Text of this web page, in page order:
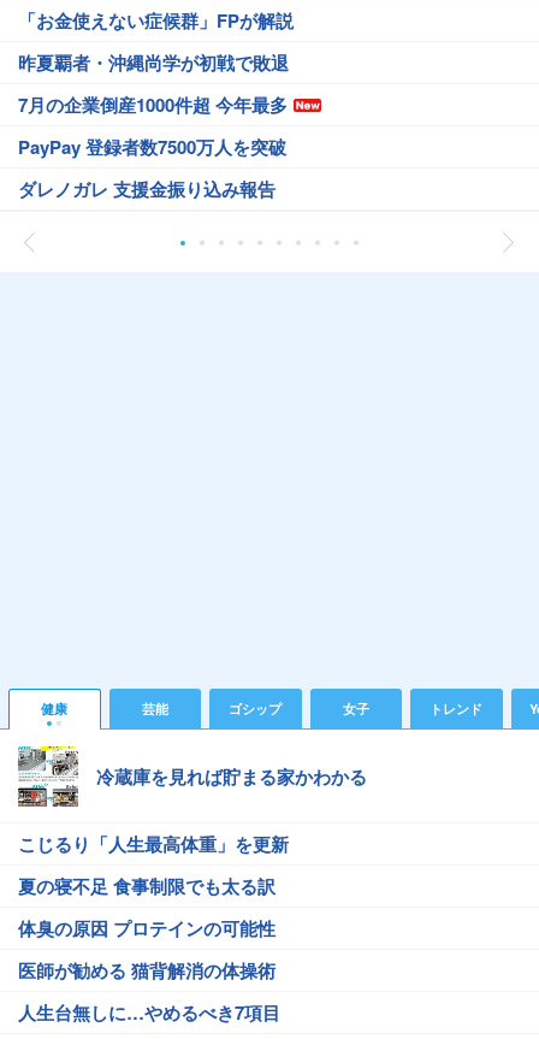
「お金使えない症候群」FPが解説
昨夏覇者・沖縄尚学が初戦で敗退
7月の企業倒産1000件超 今年最多
PayPay 登録者数7500万人を突破
ダレノガレ 支援金振り込み報告
健康 芸能 ゴシップ 女子 トレンド
冷蔵庫を見れば貯まる家かわかる
こじるり「人生最高体重」を更新
夏の寝不足 食事制限でも太る訳
体臭の原因 プロテインの可能性
医師が勧める 猫背解消の体操術
人生台無しに…やめるべき7項目